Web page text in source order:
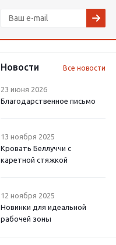
Новости Все новости
23 июня 2026
Благодарственное письмо
13 ноября 2025
Кровать Беллуччи с
каретной стяжкой
12 ноября 2025
Новинки для идеальной
рабочей зоны